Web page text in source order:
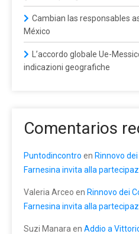
Cambian las responsables
México
L’accordo globale Ue-
indicazioni geografiche
Comentarios
Puntodincontro en Rinnovo
Farnesina invita alla
Valeria Arceo en Rinnovo dei
Farnesina invita alla
Suzi Manara en Addio a